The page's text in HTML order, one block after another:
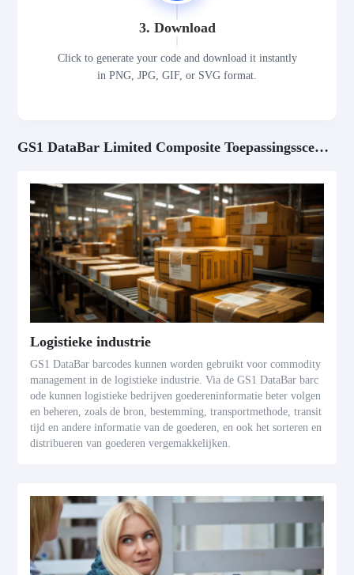
3. Download
Click to generate your code and download it instantly
in PNG, JPG, GIF, or SVG format.
GS1 DataBar Limited Composite Toepassingsscenario's
Logistieke industrie
GS1 DataBar barcodes kunnen worden gebruikt voor commodity
management in de logistieke industrie. Via de GS1 DataBar barc
ode kunnen logistieke bedrijven goedereninformatie beter volgen
en beheren, zoals de bron, bestemming, transportmethode, transit
tijd en andere informatie van de goederen, en ook het sorteren en
distribueren van goederen vergemakkelijken.